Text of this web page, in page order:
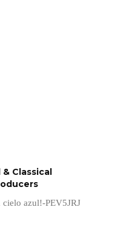
Classical
cielo azul!-PEV5JRJ